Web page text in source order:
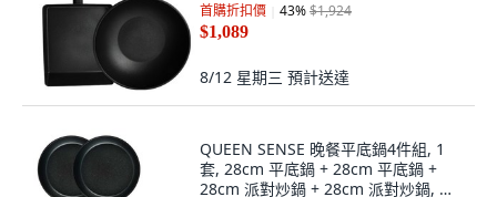
首購折扣價 43%$1,924
$1,089
8/12 星期三 預計送達
QUEEN SENSE 晚餐平底鍋4件組, 1
套, 28cm 平底鍋 + 28cm 平底鍋 +
28cm 派對炒鍋 + 28cm 派對炒鍋, 棕